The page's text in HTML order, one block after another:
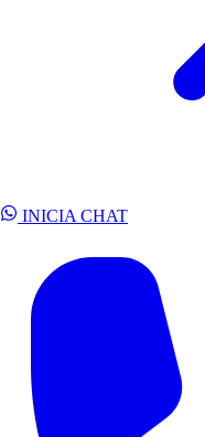
INICIA CHAT